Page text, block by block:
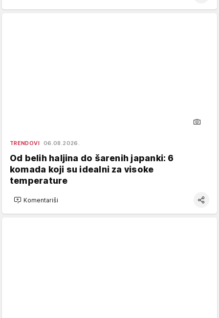
TRENDOVI 06.08.2026.
Od belih haljina do šarenih japanki: 6
komada koji su idealni za visoke
temperature
Komentariši